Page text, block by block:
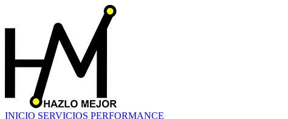
INICIO SERVICIOS PERFORMANCE